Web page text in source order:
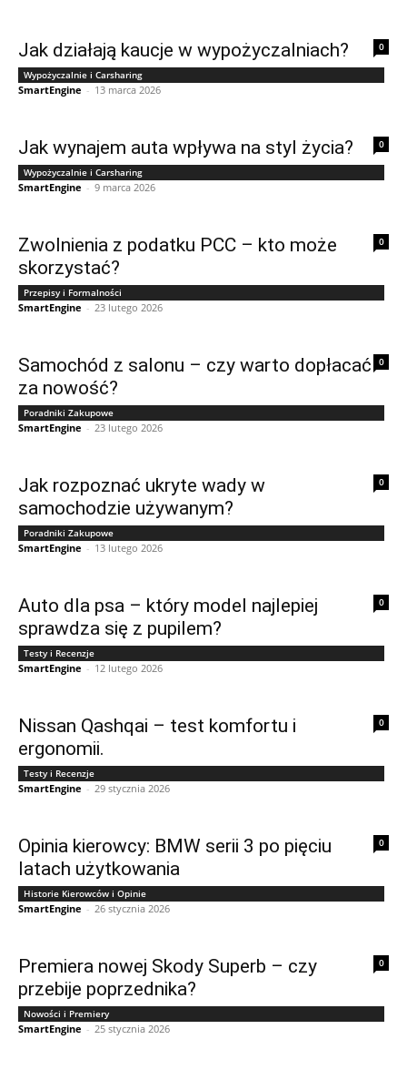
0
Jak działają kaucje w wypożyczalniach?
Wypożyczalnie i Carsharing
SmartEngine - 13 marca 2026
0
Jak wynajem auta wpływa na styl życia?
Wypożyczalnie i Carsharing
SmartEngine - 9 marca 2026
0
Zwolnienia z podatku PCC – kto może
skorzystać?
Przepisy i Formalności
SmartEngine - 23 lutego 2026
0
Samochód z salonu – czy warto dopłacać
za nowość?
Poradniki Zakupowe
SmartEngine - 23 lutego 2026
0
Jak rozpoznać ukryte wady w
samochodzie używanym?
Poradniki Zakupowe
SmartEngine - 13 lutego 2026
0
Auto dla psa – który model najlepiej
sprawdza się z pupilem?
Testy i Recenzje
SmartEngine - 12 lutego 2026
0
Nissan Qashqai – test komfortu i
ergonomii.
Testy i Recenzje
SmartEngine - 29 stycznia 2026
0
Opinia kierowcy: BMW serii 3 po pięciu
latach użytkowania
Historie Kierowców i Opinie
SmartEngine - 26 stycznia 2026
0
Premiera nowej Skody Superb – czy
przebije poprzednika?
Nowości i Premiery
SmartEngine - 25 stycznia 2026